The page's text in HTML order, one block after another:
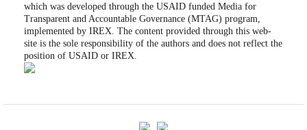
which was developed through the USAID funded Media for
Transparent and Accountable Governance (MTAG) program,
implemented by IREX. The content provided through this web-
site is the sole responsibility of the authors and does not reflect the
position of USAID or IREX.